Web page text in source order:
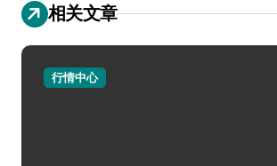
相关文章
行情中心